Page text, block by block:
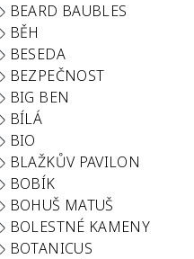
BEARD BAUBLES
BĚH
BESEDA
BEZPEČNOST
BIG BEN
BÍLÁ
BIO
BLAŽKŮV PAVILON
BOBÍK
BOHUŠ MATUŠ
BOLESTNÉ KAMENY
BOTANICUS